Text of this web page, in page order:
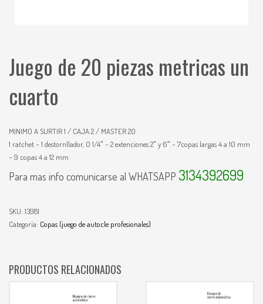
Juego de 20 piezas metricas un
cuarto
MINIMO A SURTIR 1 / CAJA 2 / MASTER 20
1 ratchet – 1 destornllador, O 1/4″ – 2 extenciones 2″ y 6″ – 7copas largas 4 a 10 mm
– 9 copas 4 a 12 mm
Para mas info comunicarse al WHATSAPP 3134392699
SKU: 13981
Categoría: Copas (juego de autocle profesionales)
PRODUCTOS RELACIONADOS